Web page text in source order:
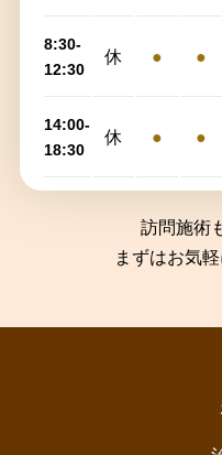
8:30-
12:30
休 ● ●
14:00-
18:30
休 ● ●
訪問施術
まずはお気